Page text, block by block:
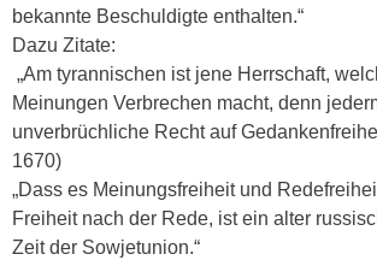
bekannte Beschuldigte enthalten.“
Dazu Zitate:
„Am tyrannischen ist jene Herrschaft,
Meinungen Verbrechen macht, denn
unverbrüchliche Recht auf
1670)
„Dass es Meinungsfreiheit und
Freiheit nach der Rede, ist ein alter
Zeit der Sowjetunion.“